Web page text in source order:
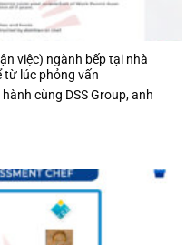
việc) ngành bếp tại nhà
từ lúc phỏng vấn
cùng DSS Group, anh